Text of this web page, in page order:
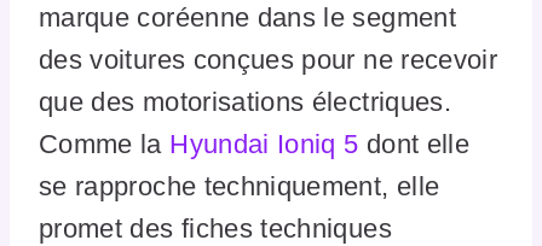
marque coréenne dans le segment
des voitures conçues pour ne recevoir
que des motorisations électriques.
Comme la Hyundai Ioniq 5 dont elle
se rapproche techniquement, elle
promet des fiches techniques